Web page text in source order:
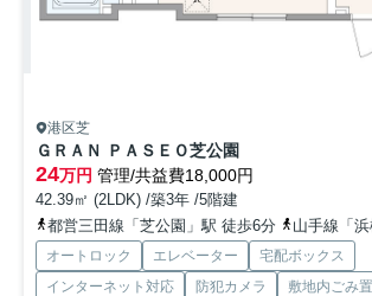
港区芝
ＧＲＡＮ ＰＡＳＥＯ芝公園
24万円 管理/共益費18,000円
42.39㎡ (2LDK) /築3年 /5階建
都営三田線「芝公園」駅 徒歩6分
山手線「浜
オートロック エレベーター
宅配ボックス
インターネット対応
防犯カメラ 敷地内ごみ